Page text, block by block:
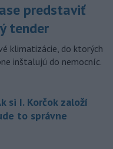
predstaviť
tender
klimatizácie, do ktorých
inštalujú do nemocníc.
si I. Korčok založí
to správne